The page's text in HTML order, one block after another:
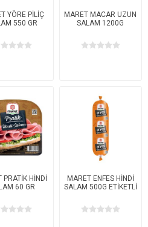
YÖRE PİLİÇ
550 GR
MARET MACAR UZUN
SALAM 1200G
PRATİK HİNDİ
60 GR
MARET ENFES HİNDİ
SALAM 500G ETİKETLİ